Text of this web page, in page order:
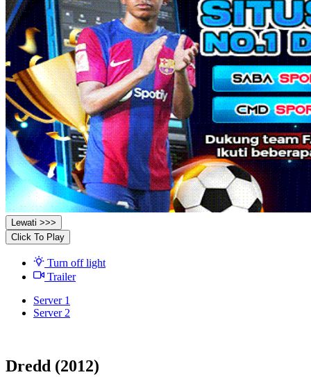
Lewati >>>
Click To Play
Turn off light
Trailer
Server 1
Server 2
Dredd (2012)